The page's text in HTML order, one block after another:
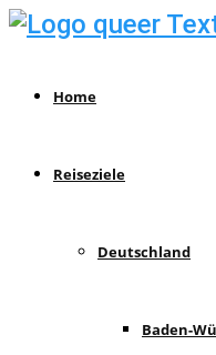
Home
Reiseziele
Deutschland
Baden-